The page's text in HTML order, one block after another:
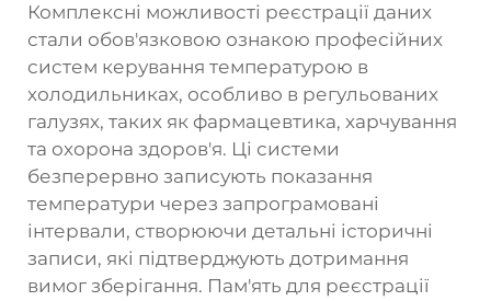
Комплексні можливості реєстрації даних
стали обов'язковою ознакою професійних
систем керування температурою в
холодильниках, особливо в регульованих
галузях, таких як фармацевтика, харчування
та охорона здоров'я. Ці системи
безперервно записують показання
температури через запрограмовані
інтервали, створюючи детальні історичні
записи, які підтверджують дотримання
вимог зберігання. Пам'ять для реєстрації